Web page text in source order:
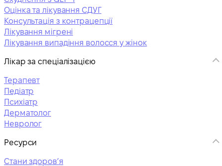
Оцінка та лікування СДУГ
Консультація з контрацепції
Лікування мігрені
Лікування випадіння волосся у жінок
Лікар за спеціалізацією
Терапевт
Педіатр
Психіатр
Дерматолог
Невролог
Ресурси
Стани здоровʼя